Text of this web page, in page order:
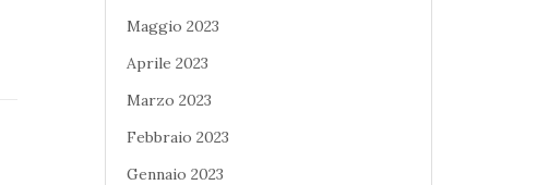
Maggio 2023
Aprile 2023
Marzo 2023
Febbraio 2023
Gennaio 2023